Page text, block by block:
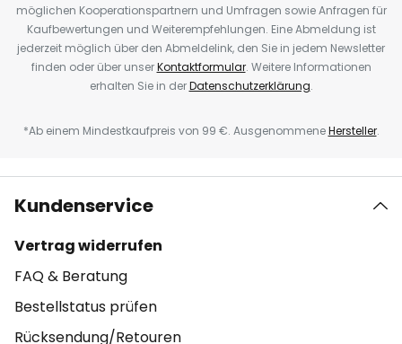
möglichen Kooperationspartnern und Umfragen sowie Anfragen für
Kaufbewertungen und Weiterempfehlungen. Eine Abmeldung ist
jederzeit möglich über den Abmeldelink, den Sie in jedem Newsletter
finden oder über unserKontaktformular. Weitere Informationen
erhalten Sie in derDatenschutzerklärung.
*Ab einem Mindestkaufpreis von 99 €. AusgenommeneHersteller.
Kundenservice
Vertrag widerrufen
FAQ & Beratung
Bestellstatus prüfen
Rücksendung/Retouren